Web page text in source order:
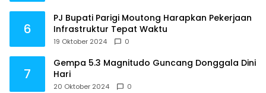
6
PJ Bupati Parigi Moutong Harapkan Pekerjaan
Infrastruktur Tepat Waktu
19 Oktober 2024 0
7
Gempa 5.3 Magnitudo Guncang Donggala Dini
Hari
20 Oktober 2024 0